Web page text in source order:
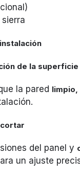
de la superficie
la pared limpio,
del panel y
un ajuste